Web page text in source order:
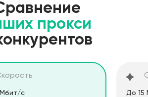
прокси
с До 15